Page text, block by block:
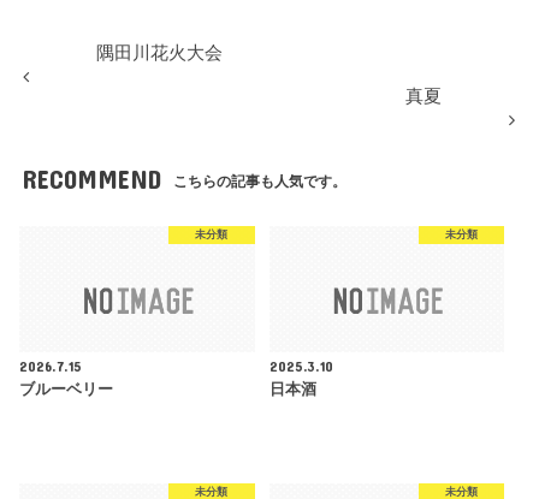
隅田川花火大会
真夏
RECOMMEND こちらの記事も人気です。
未分類
2026.7.15
ブルーベリー
未分類
2025.3.10
日本酒
未分類 未分類